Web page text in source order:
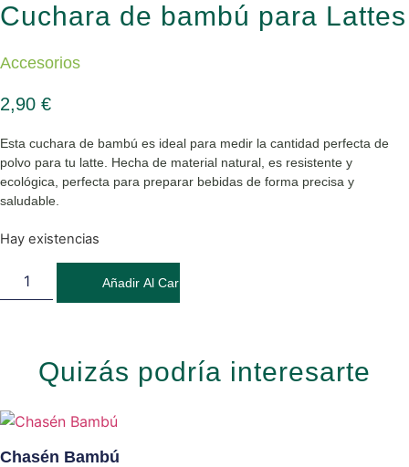
Cuchara de bambú para Lattes
Accesorios
2,90 €
Esta cuchara de bambú es ideal para medir la cantidad perfecta de
polvo para tu latte. Hecha de material natural, es resistente y
ecológica, perfecta para preparar bebidas de forma precisa y
saludable.
Hay existencias
Cuchara de bambú para Lattes cantidad
Añadir Al Carrito
Quizás podría interesarte
Chasén Bambú